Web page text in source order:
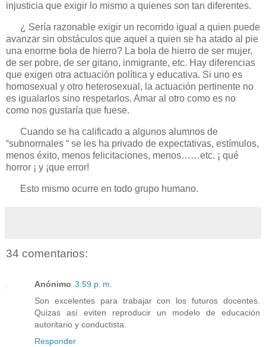
injusticia que exigir lo mismo a quienes son tan diferentes.
¿ Sería razonable exigir un recorrido igual a quien puede
avanzar sin obstáculos que aquel a quien se ha atado al pie
una enorme bola de hierro? La bola de hierro de ser mujer,
de ser pobre, de ser gitano, inmigrante, etc. Hay diferencias
que exigen otra actuación política y educativa. Si uno es
homosexual y otro heterosexual, la actuación pertinente no
es igualarlos sino respetarlos. Amar al otro como es no
como nos gustaría que fuese.
Cuando se ha calificado a algunos alumnos de
“subnormales “ se les ha privado de expectativas, estímulos,
menos éxito, menos felicitaciones, menos……etc. ¡ qué
horror ¡ y ¡que error!
Esto mismo ocurre en todo grupo humano.
34 comentarios:
Anónimo 3:59 p. m.
Son excelentes para trabajar con los futuros docentes.
Quizas así eviten reproducir un modelo de educación
autoritario y conductista.
Responder